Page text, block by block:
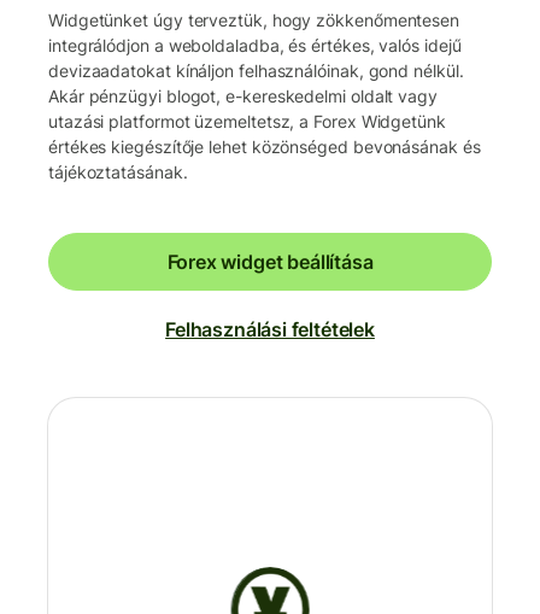
Widgetünket úgy terveztük, hogy zökkenőmentesen
integrálódjon a weboldaladba, és értékes, valós idejű
devizaadatokat kínáljon felhasználóinak, gond nélkül.
Akár pénzügyi blogot, e-kereskedelmi oldalt vagy
utazási platformot üzemeltetsz, a Forex Widgetünk
értékes kiegészítője lehet közönséged bevonásának és
tájékoztatásának.
Forex widget beállítása
Felhasználási feltételek